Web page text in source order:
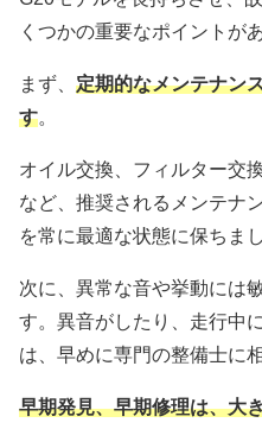
くつかの重要なポイントが
まず、 定期的なメンテナン
す。
オイル交換、フィルター交
など、推奨されるメンテナ
を常に最適な状態に保ちま
次に、異常な音や挙動には
す。異音がしたり、走行中
は、早めに専門の整備士に
早期発見、早期修理は、大